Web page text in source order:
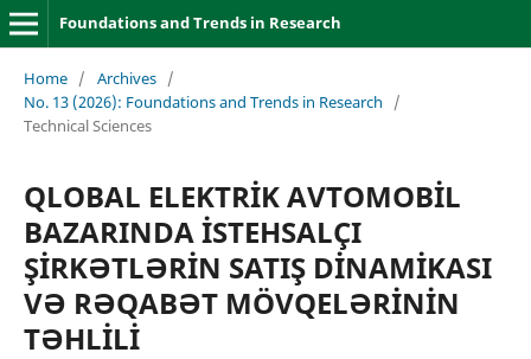
Foundations and Trends in Research
Home / Archives /
No. 13 (2026): Foundations and Trends in Research
/
Technical Sciences
QLOBAL ELEKTRİK AVTOMOBİL
BAZARINDA İSTEHSALÇI
ŞİRKƏTLƏRİN SATIŞ DİNAMİKASI
VƏ RƏQABƏT MÖVQELƏRİNİN
TƏHLİLİ